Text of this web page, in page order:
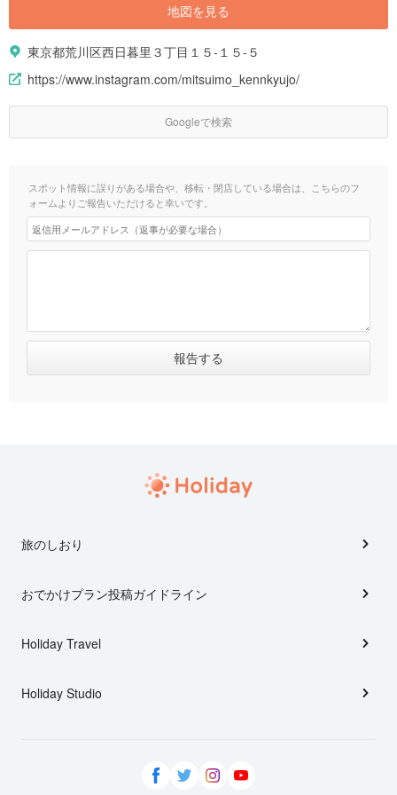
地図を見る
東京都荒川区西日暮里３丁目１５-１５-５
https://www.instagram.com/mitsuimo_kennkyujo/
Googleで検索
スポット情報に誤りがある場合や、移転・閉店している場合は、こちらのフ
ォームよりご報告いただけると幸いです。
旅のしおり
おでかけプラン投稿ガイドライン
Holiday Travel
Holiday Studio